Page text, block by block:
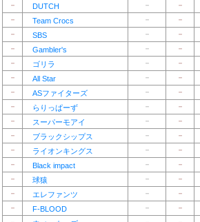
－
DUTCH －
－
－
Team Crocs －
－
－
SBS －
－
－
Gambler's －
－
－
ゴリラ －
－
－
All Star －
－
－
ASファイターズ －
－
－
らりっぱーず －
－
－
スーパーモアイ －
－
－
ブラックシップス －
－
－
ライオンキングス －
－
－
Black impact －
－
－
球猿 －
－
－
エレファンツ －
－
－
F-BLOOD －
－